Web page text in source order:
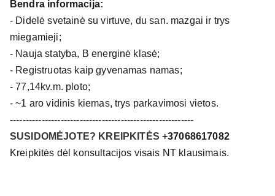
Bendra informacija:
- Didelė svetainė su virtuve, du san. mazgai ir trys
miegamieji;
- Nauja statyba, B energinė klasė;
- Registruotas kaip gyvenamas namas;
- 77,14kv.m. ploto;
- ~1 aro vidinis kiemas, trys parkavimosi vietos.
----------------------------------------------------------
SUSIDOMĖJOTE? KREIPKITĖS +37068617082
Kreipkitės dėl konsultacijos visais NT klausimais.